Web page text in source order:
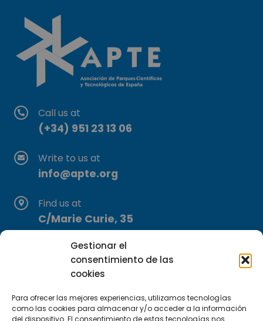
Gestionar el
consentimiento de las
cookies
Para ofrecer las mejores experiencias, utilizamos tecnologías
como las cookies para almacenar y/o acceder a la información
del dispositivo. El consentimiento de estas tecnologías nos
Call us at
(+34) 951 23 13 06
Write to us at
info@apte.org
Find us at
C/Marie Curie, 35
29590 Campanillas, Málaga